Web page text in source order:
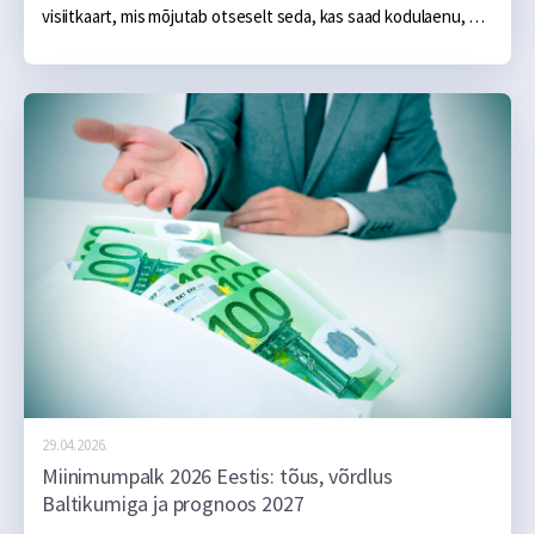
visiitkaart, mis mõjutab otseselt seda, kas saad kodulaenu,
võib hea ja keskmise krediidikäitumise vahe tähendada kogu
laenuperioodi peale tuhandeid eurosid lisakulu.
29.04.2026.
Miinimumpalk 2026 Eestis: tõus, võrdlus
Baltikumiga ja prognoos 2027